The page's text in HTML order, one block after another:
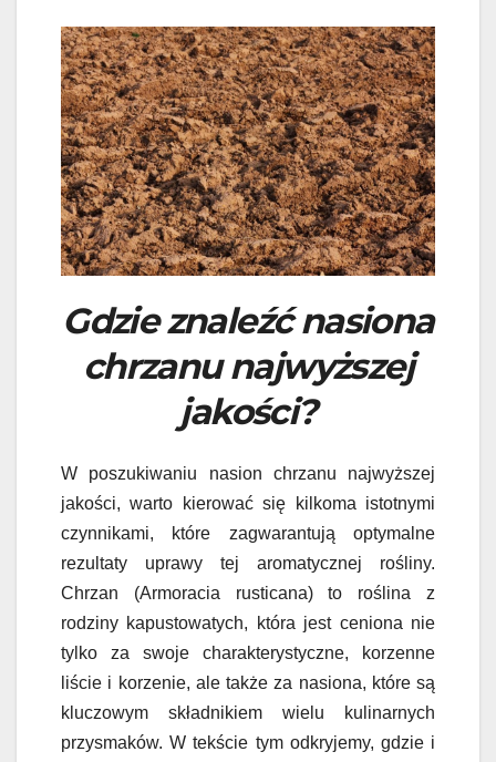
Gdzie znaleźć nasiona
chrzanu najwyższej
jakości?
W poszukiwaniu nasion chrzanu najwyższej
jakości, warto kierować się kilkoma istotnymi
czynnikami, które zagwarantują optymalne
rezultaty uprawy tej aromatycznej rośliny.
Chrzan (Armoracia rusticana) to roślina z
rodziny kapustowatych, która jest ceniona nie
tylko za swoje charakterystyczne, korzenne
liście i korzenie, ale także za nasiona, które są
kluczowym składnikiem wielu kulinarnych
przysmaków. W tekście tym odkryjemy, gdzie i